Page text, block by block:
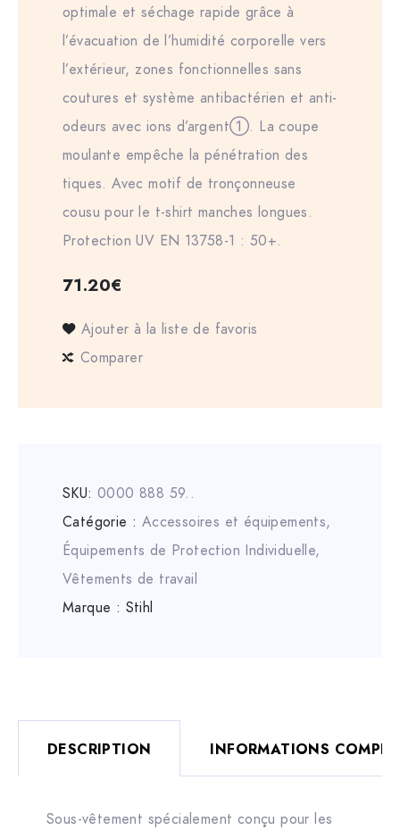
optimale et séchage rapide grâce à
l’évacuation de l’humidité corporelle vers
l’extérieur, zones fonctionnelles sans
coutures et système antibactérien et anti-
odeurs avec ions d’argent①. La coupe
moulante empêche la pénétration des
tiques. Avec motif de tronçonneuse
cousu pour le t-shirt manches longues.
Protection UV EN 13758-1 : 50+.
71.20€
Ajouter à la liste de favoris
Comparer
SKU: 0000 888 59..
Catégorie : Accessoires et équipements,
Équipements de Protection Individuelle,
Vêtements de travail
Marque : Stihl
DESCRIPTION INFORMATIONS
Sous-vêtement spécialement conçu pour les